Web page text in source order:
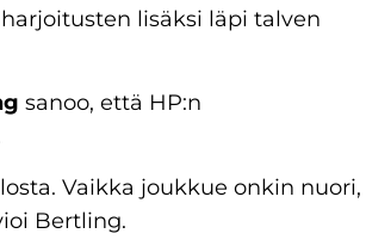
lisäksi läpi talven
sanoo, että HP:n
Vaikka joukkue onkin nuori,
Bertling.